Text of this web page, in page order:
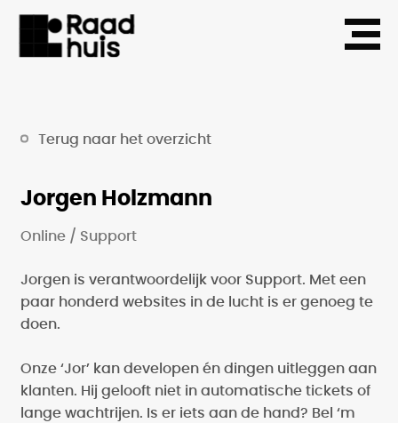
Terug naar het overzicht
Jorgen Holzmann
Online Support
Jorgen is verantwoordelijk voor Support. Met een
paar honderd websites in de lucht is er genoeg te
doen.
Onze ‘Jor’ kan developen én dingen uitleggen aan
klanten. Hij gelooft niet in automatische tickets of
lange wachtrijen. Is er iets aan de hand? Bel ‘m